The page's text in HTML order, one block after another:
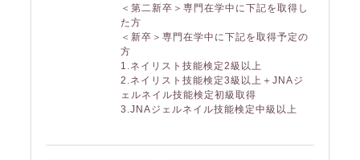
＜第二新卒＞専門在学中に下記を取得し
た方
＜新卒＞専門在学中に下記を取得予定の
方
1.ネイリスト技能検定2級以上
2.ネイリスト技能検定3級以上＋JNAジ
ェルネイル技能検定初級取得
3.JNAジェルネイル技能検定中級以上